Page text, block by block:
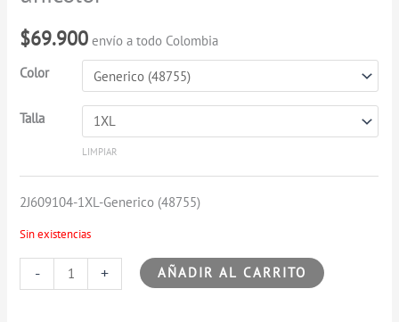
$69.900 envío a todo Colombia
Color
Talla
LIMPIAR
2J609104-1XL-Generico (48755)
Sin existencias
-
unicolor
cantidad
+ AÑADIR AL CARRITO